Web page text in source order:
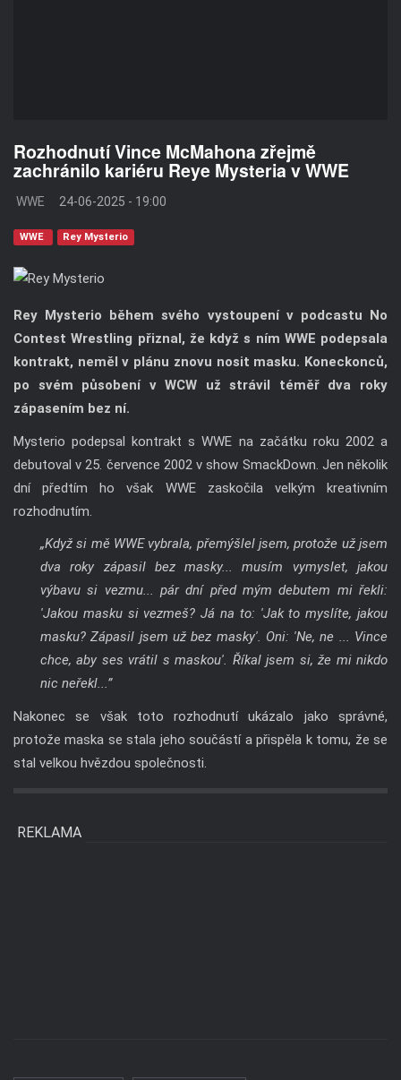
Rozhodnutí Vince McMahona zřejmě
zachránilo kariéru Reye Mysteria v WWE
WWE 24-06-2025 - 19:00
WWE Rey Mysterio
Rey Mysterio během svého vystoupení v podcastu No
Contest Wrestling přiznal, že když s ním WWE podepsala
kontrakt, neměl v plánu znovu nosit masku. Koneckonců,
po svém působení v WCW už strávil téměř dva roky
zápasením bez ní.
Mysterio podepsal kontrakt s WWE na začátku roku 2002 a
debutoval v 25. července 2002 v show SmackDown. Jen několik
dní předtím ho však WWE zaskočila velkým kreativním
rozhodnutím.
„Když si mě WWE vybrala, přemýšlel jsem, protože už jsem
dva roky zápasil bez masky... musím vymyslet, jakou
výbavu si vezmu... pár dní před mým debutem mi řekli:
'Jakou masku si vezmeš? Já na to: 'Jak to myslíte, jakou
masku? Zápasil jsem už bez masky'. Oni: 'Ne, ne ... Vince
chce, aby ses vrátil s maskou'. Říkal jsem si, že mi nikdo
nic neřekl...”
Nakonec se však toto rozhodnutí ukázalo jako správné,
protože maska ​​se stala jeho součástí a přispěla k tomu, že se
stal velkou hvězdou společnosti.
REKLAMA